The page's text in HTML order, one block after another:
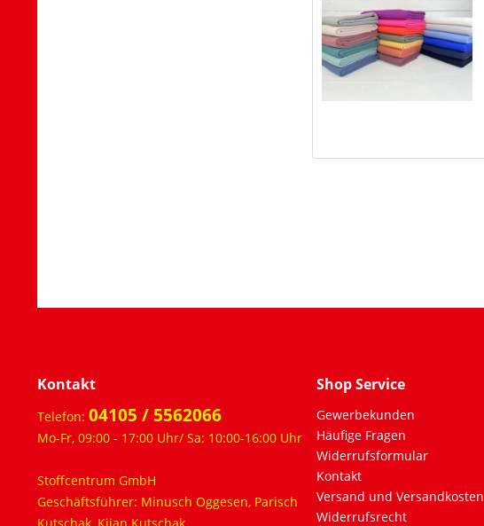
Kontakt
Telefon: 04105 / 5562066
Mo-Fr, 09:00 - 17:00 Uhr/ Sa: 10:00-16:00 Uhr
Stoffcentrum GmbH
Geschäftsführer: Minusch Oggesen, Parisch
Shop Service
Gewerbekunden
Häufige Fragen
Widerrufsformular
Kontakt
Versand und Versandkosten
Widerrufsrecht